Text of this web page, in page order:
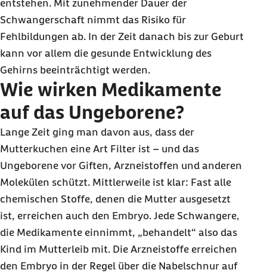
entstehen. Mit zunehmender Dauer der
Schwangerschaft nimmt das Risiko für
Fehlbildungen ab. In der Zeit danach bis zur Geburt
kann vor allem die gesunde Entwicklung des
Gehirns beeinträchtigt werden.
Wie wirken Medikamente
auf das Ungeborene?
Lange Zeit ging man davon aus, dass der
Mutterkuchen eine Art Filter ist – und das
Ungeborene vor Giften, Arzneistoffen und anderen
Molekülen schützt. Mittlerweile ist klar: Fast alle
chemischen Stoffe, denen die Mutter ausgesetzt
ist, erreichen auch den Embryo. Jede Schwangere,
die Medikamente einnimmt, „behandelt“ also das
Kind im Mutterleib mit. Die Arzneistoffe erreichen
den Embryo in der Regel über die Nabelschnur auf